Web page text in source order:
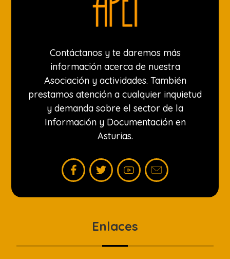
Contáctanos y te daremos más
información acerca de nuestra
Asociación y actividades. También
prestamos atención a cualquier inquietud
y demanda sobre el sector de la
Información y Documentación en
Asturias.
Enlaces